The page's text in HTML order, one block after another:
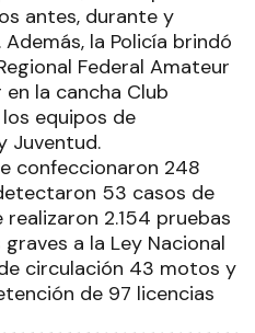
antes, durante y
la Policía brindó
Federal Amateur
la cancha Club
equipos de
Juventud.
confeccionaron 248
53 casos de
2.154 pruebas
a la Ley Nacional
circulación 43 motos y
de 97 licencias